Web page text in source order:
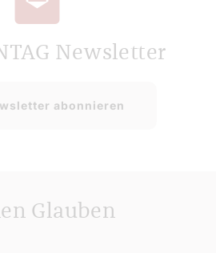
Newsletter
abonnieren
Glauben